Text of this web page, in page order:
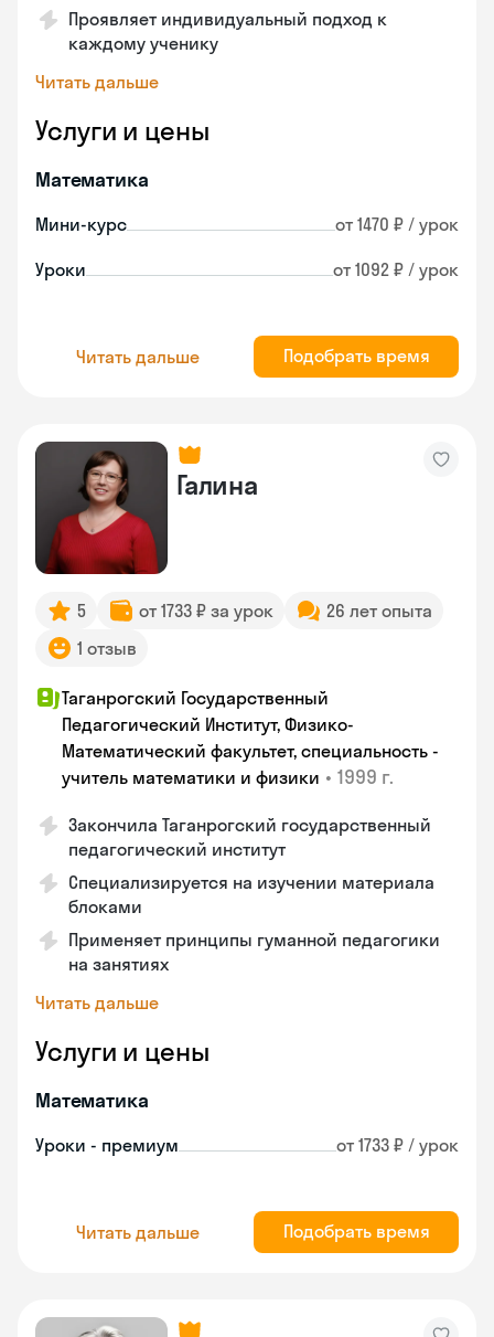
Проявляет индивидуальный подход к
каждому ученику
Читать дальше
Услуги и цены
Математика
Мини-курс от 1470 ₽ / урок
Уроки от 1092 ₽ / урок
Читать дальше Подобрать время
Галина
5 от 1733 ₽ за урок
26 лет опыта
1 отзыв
Таганрогский Государственный
Педагогический Институт, Физико-
Математический факультет, специальность -
учитель математики и физики • 1999 г.
Закончила Таганрогский государственный
педагогический институт
Специализируется на изучении материала
блоками
Применяет принципы гуманной педагогики
на занятиях
Читать дальше
Услуги и цены
Математика
Уроки - премиум от 1733 ₽ / урок
Читать дальше Подобрать время